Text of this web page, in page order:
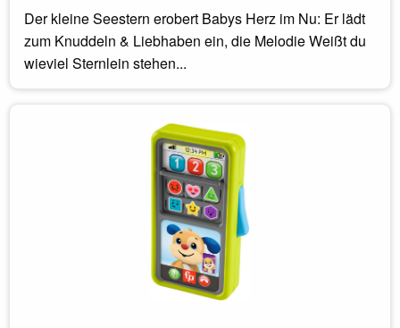
Der kleine Seestern erobert Babys Herz im Nu: Er lädt
zum Knuddeln & Liebhaben ein, die Melodie Weißt du
wieviel Sternlein stehen...